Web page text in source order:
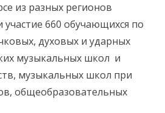
из разных регионов
участие 660 обучающихся по
духовых и ударных
музыкальных школ и
музыкальных школ при
общеобразовательных